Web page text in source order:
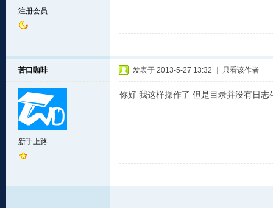
注册会员
苦口咖啡
新手上路
发表于 2013-5-27 13:32 只看该作者
你好 我这样操作了 但是目录并没有日